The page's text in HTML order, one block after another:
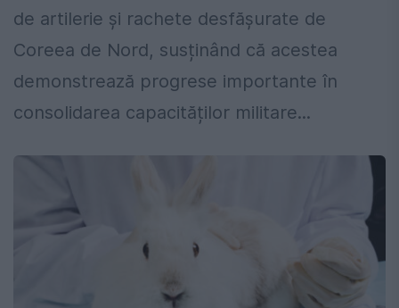
de artilerie și rachete desfășurate de
Coreea de Nord, susținând că acestea
demonstrează progrese importante în
consolidarea capacităților militare...